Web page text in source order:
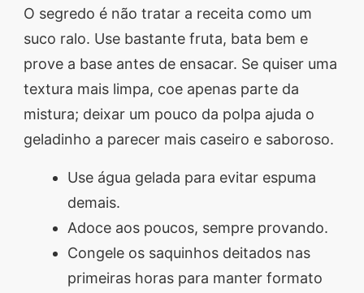
O segredo é não tratar a receita como um
suco ralo. Use bastante fruta, bata bem e
prove a base antes de ensacar. Se quiser uma
textura mais limpa, coe apenas parte da
mistura; deixar um pouco da polpa ajuda o
geladinho a parecer mais caseiro e saboroso.
Use água gelada para evitar espuma
demais.
Adoce aos poucos, sempre provando.
Congele os saquinhos deitados nas
primeiras horas para manter formato